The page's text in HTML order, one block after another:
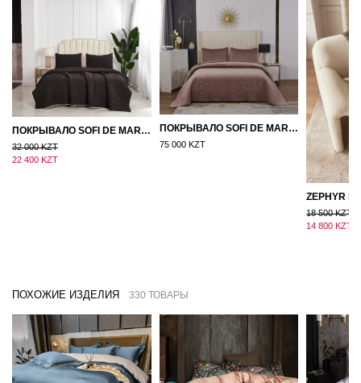
ПОКРЫВАЛО SOFI DE MARKO 160×220 БРОУДИ ЧЕРНО-БЕЖЕВОЕ
32 000 KZT
22 400 KZT
ПОКРЫВАЛО SOFI DE MARKO ВЕЛЮР 240×260 ФЕРДИНАНД (МОККО)
75 000 KZT
18 500 KZT
14 800 KZT
ПОХОЖИЕ ИЗДЕЛИЯ 330 ТОВАРЫ